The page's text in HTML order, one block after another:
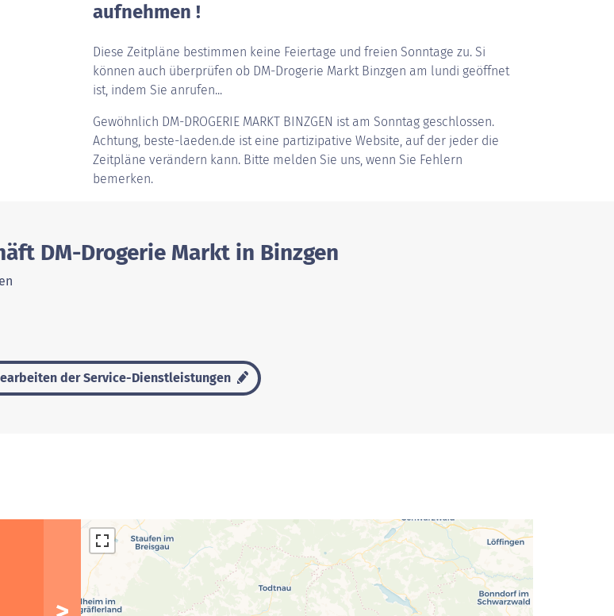
aufnehmen !
Diese Zeitpläne bestimmen keine Feiertage und freien Sonntage zu. Si
können auch überprüfen ob DM-Drogerie Markt Binzgen am lundi geöffnet
ist, indem Sie anrufen...
Gewöhnlich DM-DROGERIE MARKT BINZGEN ist am Sonntag geschlossen.
Achtung, beste-laeden.de ist eine partizipative Website, auf der jeder die
Zeitpläne verändern kann. Bitte melden Sie uns, wenn Sie Fehlern
bemerken.
DM-Drogerie Markt in Binzgen
der Service-Dienstleistungen